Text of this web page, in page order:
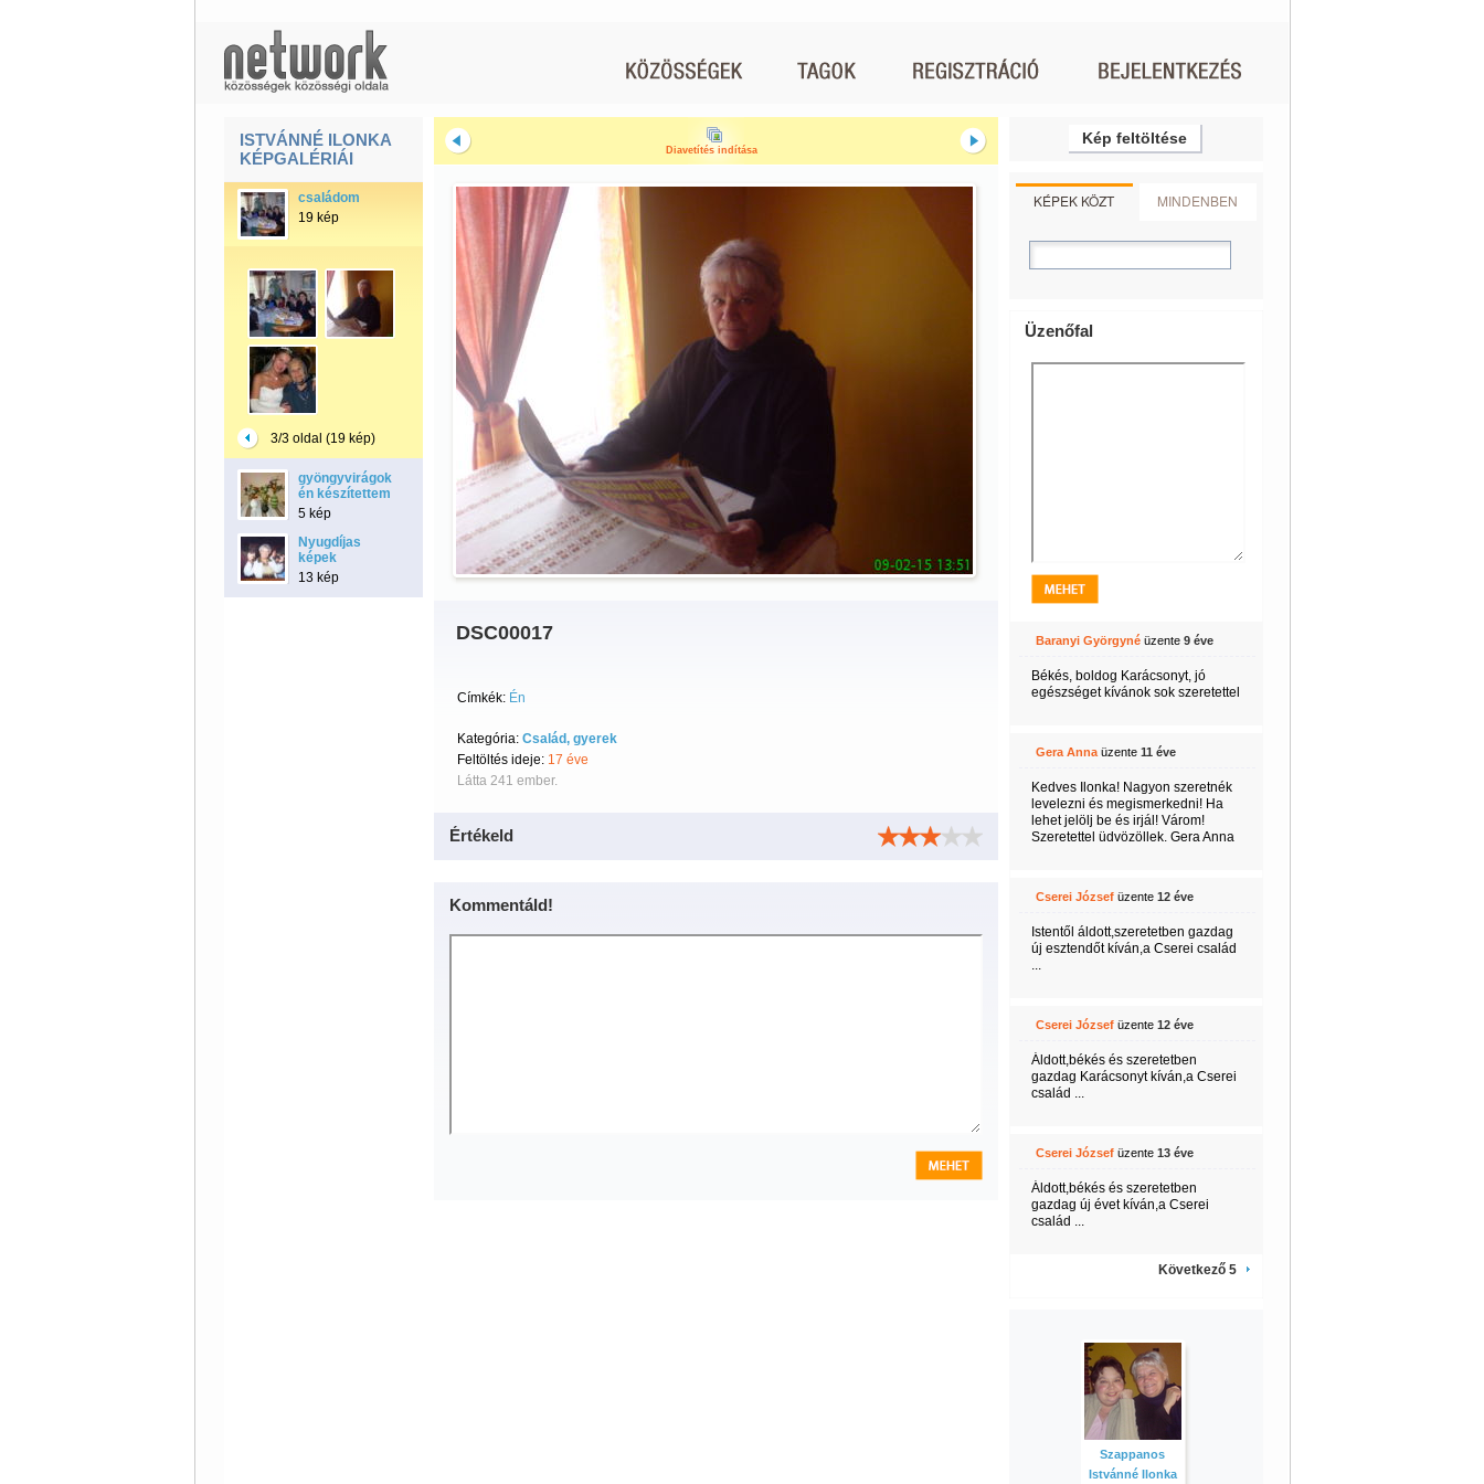
ISTVÁNNÉ ILONKA
KÉPGALÉRIÁI
családom
19 kép
3/3 oldal (19 kép)
gyöngyvirágok
én készítettem
5 kép
Nyugdíjas
képek
13 kép
Diavetítés indítása
DSC00017
Címkék: Én
Kategória: Család, gyerek
Feltöltés ideje: 17 éve
Látta 241 ember.
Értékeld
Kommentáld!
Kép feltöltése
KÉPEK KÖZT MINDENBEN
Üzenőfal
Baranyi Györgynéüzente 9 éve
Békés, boldog Karácsonyt, jó
egészséget kívánok sok szeretettel
Gera Annaüzente 11 éve
Kedves Ilonka! Nagyon szeretnék
levelezni és megismerkedni! Ha
lehet jelölj be és irjál! Várom!
Szeretettel üdvözöllek. Gera Anna
Cserei Józsefüzente 12 éve
Istentől áldott,szeretetben gazdag
új esztendőt kíván,a Cserei család
...
Cserei Józsefüzente 12 éve
Áldott,békés és szeretetben
gazdag Karácsonyt kíván,a Cserei
család ...
Cserei Józsefüzente 13 éve
Áldott,békés és szeretetben
gazdag új évet kíván,a Cserei
család ...
Következő 5
Szappanos
Istvánné Ilonka